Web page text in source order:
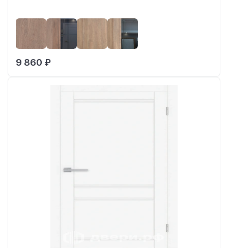
9 860 ₽